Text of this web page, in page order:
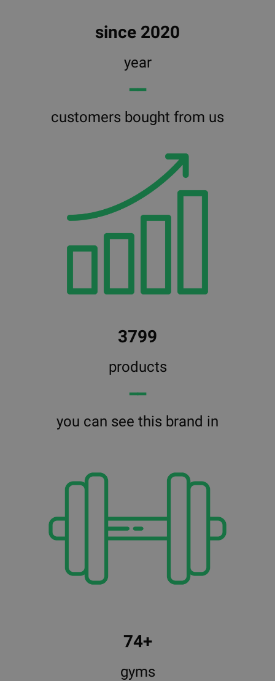
since 2020
year
━━
customers bought from us
3799
products
━━
you can see this brand in
74+
gyms